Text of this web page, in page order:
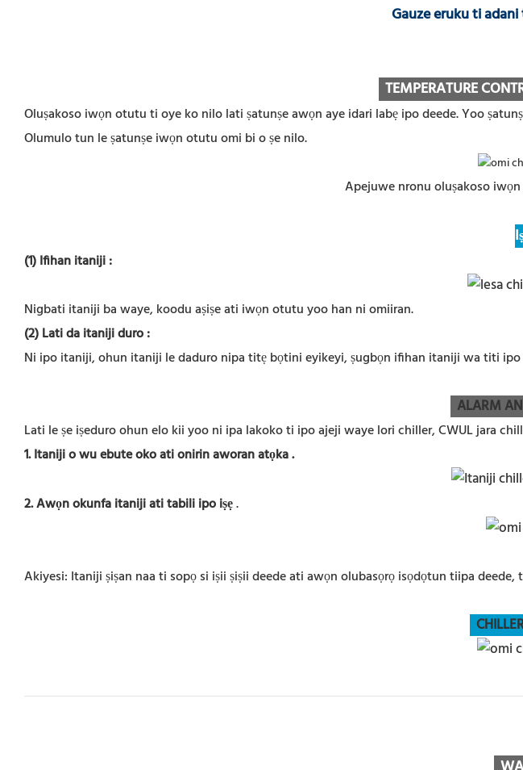
Gauze eruku ti
TEMPERATURE
Oluṣakoso iwọn otutu ti oye ko nilo lati ṣatunṣe awọn aye idari labẹ ipo deede. Yoo
Olumulo tun le ṣatunṣe iwọn otutu omi bi o ṣe nilo.
Apejuwe nronu oluṣakoso
(1) Ifihan itaniji:
Nigbati itaniji ba waye, koodu aṣiṣe ati iwọn otutu yoo han ni omiiran.
(2) Lati da itaniji duro:
Ni ipo itaniji, ohun itaniji le daduro nipa titẹ bọtini eyikeyi, ṣugbọn ifihan itaniji wa titi
ALARM
Lati le ṣe iṣeduro ohun elo kii yoo ni ipa lakoko ti ipo ajeji waye lori chiller, CWUL jara
1. Itaniji o wu ebute oko ati onirin aworan atọka.
2. Awọn okunfa itaniji ati tabili ipo iṣẹ.
Akiyesi: Itaniji ṣiṣan naa ti sopọ si iṣii ṣiṣii deede ati awọn olubasọrọ isọdọtun tiipa